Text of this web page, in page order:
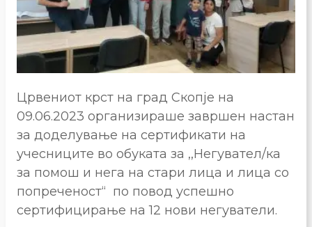
Црвениот крст на град Скопје на
09.06.2023 организираше завршен настан
за доделување на сертификати на
учесниците во обуката за ,,Негувател/ка
за помош и нега на стари лица и лица со
попреченост“ по повод успешно
сертифицирање на 12 нови негуватели.